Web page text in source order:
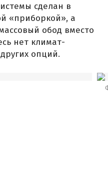
сделан в
«приборкой», а
обод вместо
нет климат-
опций.